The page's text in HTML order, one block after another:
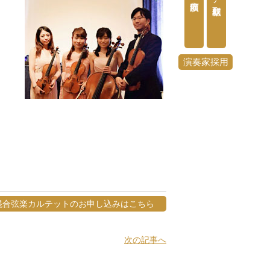
演奏家採用
弦楽カルテットのお申し込みはこちら
次の記事へ